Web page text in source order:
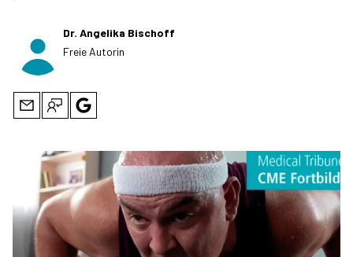
Dr. Angelika Bischoff
Freie Autorin